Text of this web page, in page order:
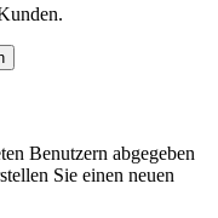
Benutzern abgegeben
Sie einen neuen